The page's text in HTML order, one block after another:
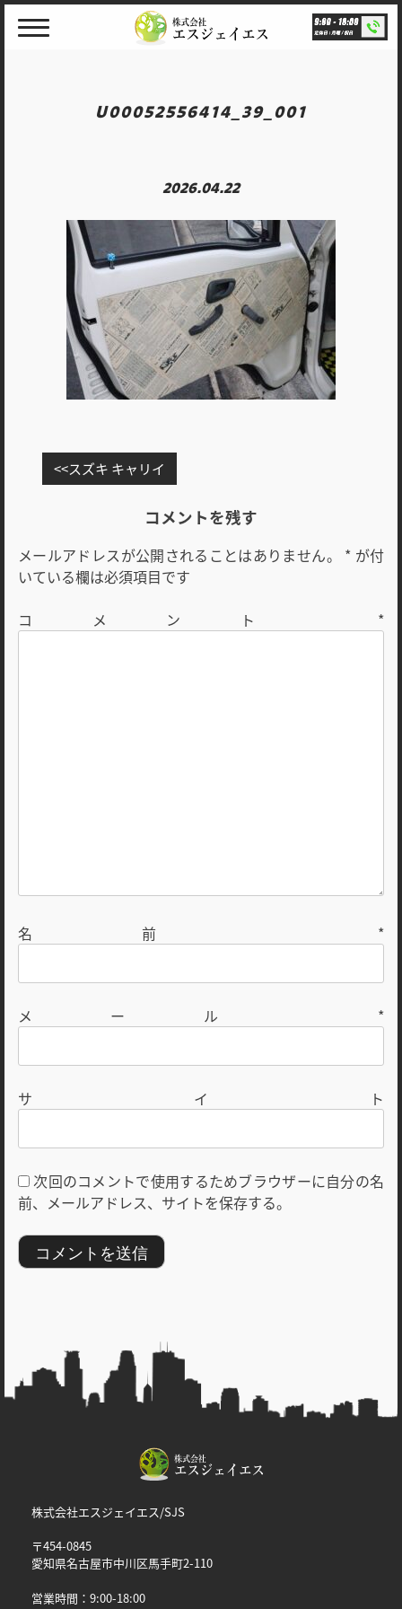
U00052556414_39_001
2026.04.22
稿
ゲ
ー
ョ
スズキ キャリイ
コメントを残す
メールアドレスが公開されることはありません。 * が付
いている欄は必須項目です
コメント *
名前 *
メール *
サイト
次回のコメントで使用するためブラウザーに自分の名
前、メールアドレス、サイトを保存する。
株式会社エスジェイエス/SJS
〒454-0845
愛知県名古屋市中川区馬手町2-110
営業時間：9:00-18:00